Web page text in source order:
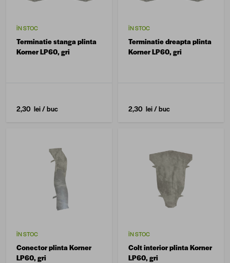
ÎN STOC
Terminatie stanga plinta
Korner LP60, gri
2,30 lei/ buc
ÎN STOC
Terminatie dreapta plinta
Korner LP60, gri
2,30 lei/ buc
ÎN STOC
Conector plinta Korner
LP60, gri
ÎN STOC
Colt interior plinta Korner
LP60, gri